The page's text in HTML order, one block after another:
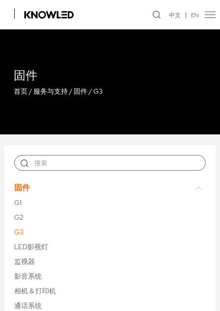
中文 EN
固件
首页/ 服务与支持/ 固件/G3
固件
G1
G2
G3
LED影视灯
监视器
影音系统
相机 & 打印机
通话系统